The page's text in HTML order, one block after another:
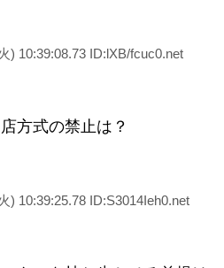
) 10:39:08.73 ID:lXB/fcuc0.net
方式の禁止は？
) 10:39:25.78 ID:S3014Ieh0.net